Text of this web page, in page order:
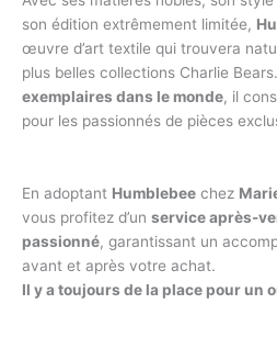
son édition extrêmement limitée,
œuvre d’art textile qui trouvera
plus belles collections Charlie
exemplaires dans le monde, il
pour les passionnés de pièces
En adoptant Humblebee chez
vous profitez d’un service après-
passionné, garantissant un
avant et après votre achat.
Il y a toujours de la place pour un